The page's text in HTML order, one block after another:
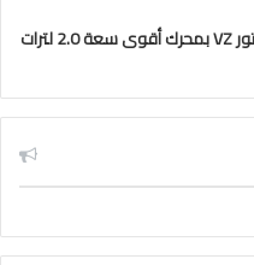
“كيان إيچيبت ” تَطرح الطراز كوبرا فورمنتور VZ بمحرك أقوى سعة 2.0 لترات